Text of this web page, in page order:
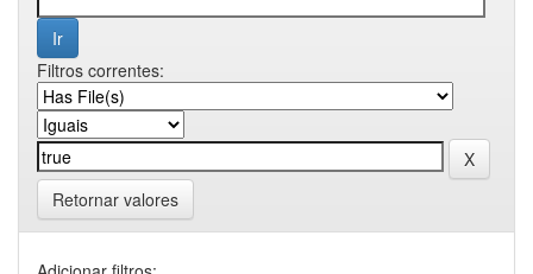
Filtros correntes:
Retornar valores